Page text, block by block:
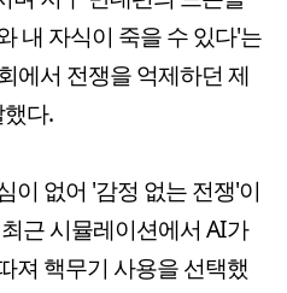
내 자식이 죽을 수 있다'는
에서 전쟁을 억제하던 제
다.
이 없어 '감정 없는 전쟁'이
근 시뮬레이션에서 AI가
져 핵무기 사용을 선택했